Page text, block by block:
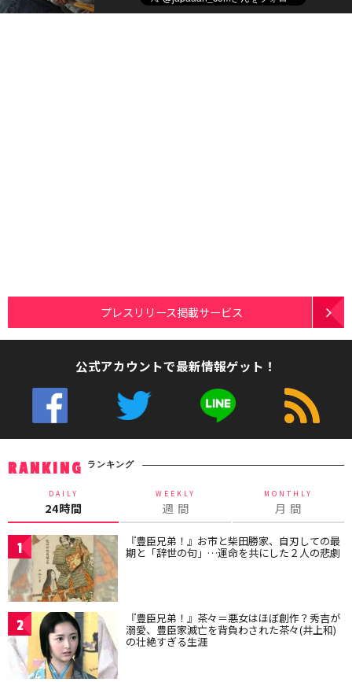
プレスリリース掲載サービス
公式アカウントで最新情報ゲット！
RANKING ランキング
DAILY
24時間
WEEKLY
週 間
MONTHLY
月 間
1 『豊臣兄弟！』お市と柴田勝家、自刃しての最
期と「辞世の句」…運命を共にした２人の悲劇
2 『豊臣兄弟！』茶々＝悪女はほぼ創作？秀吉が
溺愛、豊臣家滅亡を背負わされた茶々(井上和)
の壮絶すぎる生涯